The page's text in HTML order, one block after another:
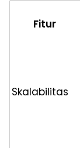
Fitur
Skalabilitas